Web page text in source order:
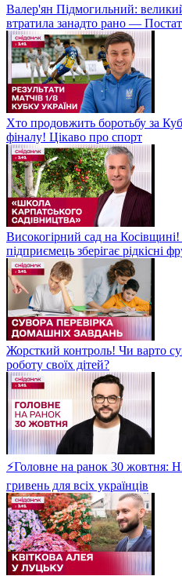
Валер'ян Підмогильний:
втратила занадто рано —
Хто продовжить боротьбу за
фіналу! Цікаво про спорт
Високогірний сад на
підприємець зберігає рідкісні
Жорсткий контроль! Чи варто
роботу своїх дітей?
⚡Головне на ранок 30 жовтня:
гривень для всіх українців